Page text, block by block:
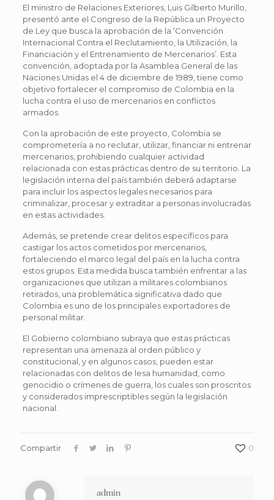
El ministro de Relaciones Exteriores, Luis Gilberto Murillo,
presentó ante el Congreso de la República un Proyecto
de Ley que busca la aprobación de la ‘Convención
Internacional Contra el Reclutamiento, la Utilización, la
Financiación y el Entrenamiento de Mercenarios’. Esta
convención, adoptada por la Asamblea General de las
Naciones Unidas el 4 de diciembre de 1989, tiene como
objetivo fortalecer el compromiso de Colombia en la
lucha contra el uso de mercenarios en conflictos
armados.
Con la aprobación de este proyecto, Colombia se
comprometería a no reclutar, utilizar, financiar ni entrenar
mercenarios, prohibiendo cualquier actividad
relacionada con estas prácticas dentro de su territorio. La
legislación interna del país también deberá adaptarse
para incluir los aspectos legales necesarios para
criminalizar, procesar y extraditar a personas involucradas
en estas actividades.
Además, se pretende crear delitos específicos para
castigar los actos cometidos por mercenarios,
fortaleciendo el marco legal del país en la lucha contra
estos grupos. Esta medida busca también enfrentar a las
organizaciones que utilizan a militares colombianos
retirados, una problemática significativa dado que
Colombia es uno de los principales exportadores de
personal militar.
El Gobierno colombiano subraya que estas prácticas
representan una amenaza al orden público y
constitucional, y en algunos casos, pueden estar
relacionadas con delitos de lesa humanidad, como
genocidio o crímenes de guerra, los cuales son proscritos
y considerados imprescriptibles según la legislación
nacional.
Compartir 0
admin